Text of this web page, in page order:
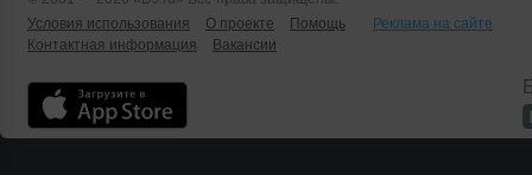
Условия использования
О проекте Помощь
Реклама на сайте
Контактная информация
Вакансии